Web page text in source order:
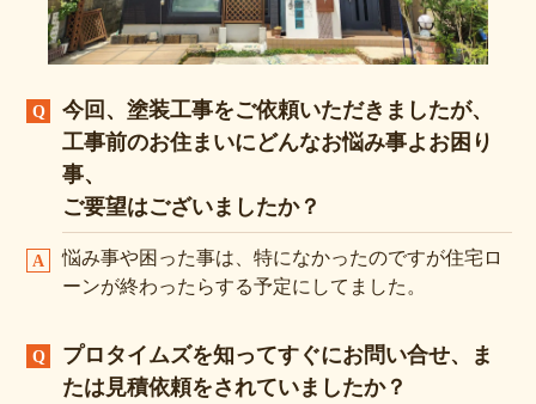
今回、塗装工事をご依頼いただきましたが、
工事前のお住まいにどんなお悩み事よお困り
事、
ご要望はございましたか？
悩み事や困った事は、特になかったのですが住宅ロ
ーンが終わったらする予定にしてました。
プロタイムズを知ってすぐにお問い合せ、ま
たは見積依頼をされていましたか？